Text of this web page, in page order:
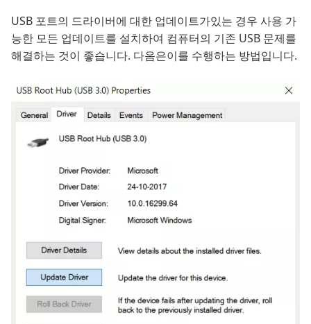
USB 포트의 드라이버에 대한 업데이트가있는 경우 사용 가
능한 모든 업데이트를 설치하여 컴퓨터의 기존 USB 문제를
해결하는 것이 좋습니다. 다음은이를 수행하는 방법입니다.